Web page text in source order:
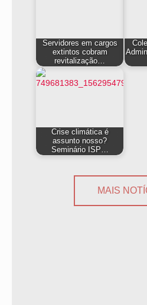
Servidores em cargos
extintos cobram
revitalização…
Crise climática é
assunto nosso?
Seminário ISP…
MAIS